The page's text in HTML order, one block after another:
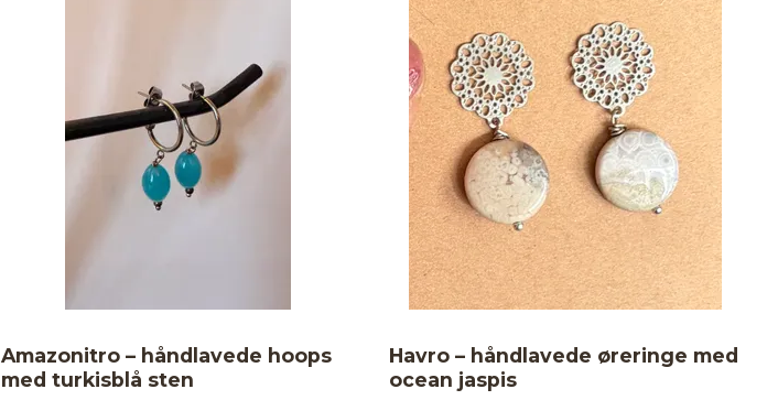
Amazonitro – håndlavede hoops
med turkisblå sten
Havro – håndlavede øreringe med
ocean jaspis